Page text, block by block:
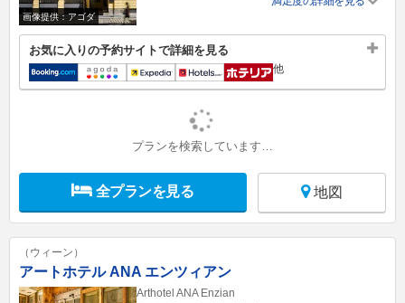
画像提供：アゴダ
お気に入りの予約サイトで詳細を見る
他
プランを検索しています…
全プランを見る 地図
（ウィーン）
アートホテル ANA エンツィアン
Arthotel ANA Enzian